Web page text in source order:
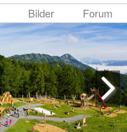
Bilder Forum